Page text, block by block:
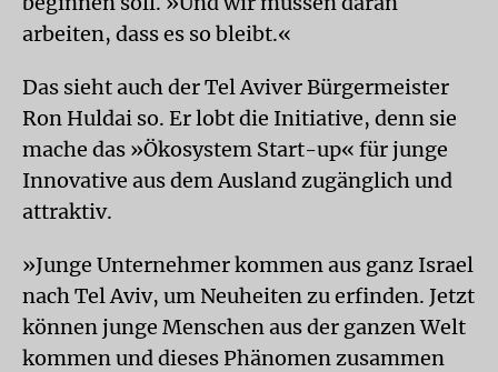
arbeiten, dass es so bleibt.«
Das sieht auch der Tel Aviver Bürgermeister
Ron Huldai so. Er lobt die Initiative, denn sie
mache das »Ökosystem Start-up« für junge
Innovative aus dem Ausland zugänglich und
attraktiv.
»Junge Unternehmer kommen aus ganz Israel
nach Tel Aviv, um Neuheiten zu erfinden. Jetzt
können junge Menschen aus der ganzen Welt
kommen und dieses Phänomen zusammen